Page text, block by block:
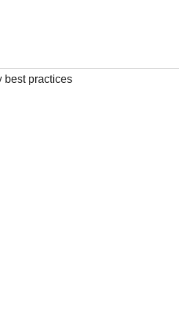
best practices